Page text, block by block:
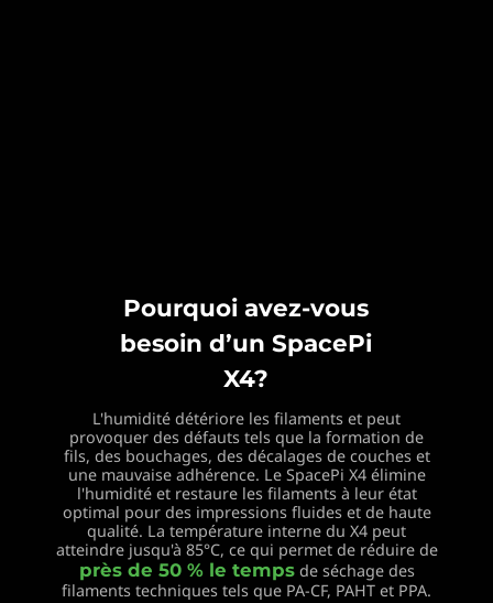
Pourquoi avez-vous
besoin d’un SpacePi
X4?
L'humidité détériore les filaments et peut
provoquer des défauts tels que la formation de
fils, des bouchages, des décalages de couches et
une mauvaise adhérence. Le SpacePi X4 élimine
l'humidité et restaure les filaments à leur état
optimal pour des impressions fluides et de haute
qualité. La température interne du X4 peut
atteindre jusqu'à 85°C, ce qui permet de réduire de
près de 50 % le tempsde séchage des
filaments techniques tels que PA-CF, PAHT et PPA.